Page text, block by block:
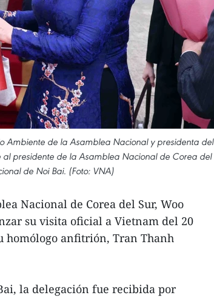
Ambiente de la Asamblea Nacional y presidenta del
presidente de la Asamblea Nacional de Corea del
de Noi Bai. (Foto: VNA)
Nacional de Corea del Sur, Woo
su visita oficial a Vietnam del 20
homólogo anfitrión, Tran Thanh
la delegación fue recibida por